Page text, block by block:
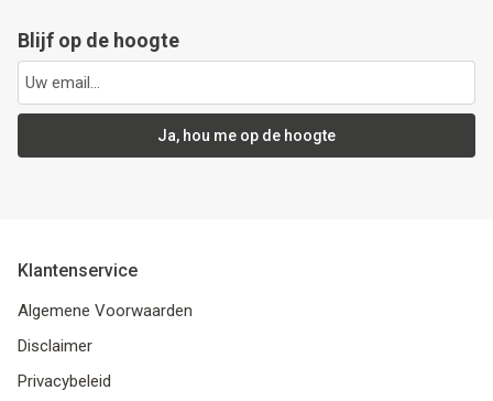
Blijf op de hoogte
Ja, hou me op de hoogte
Klantenservice
Algemene Voorwaarden
Disclaimer
Privacybeleid